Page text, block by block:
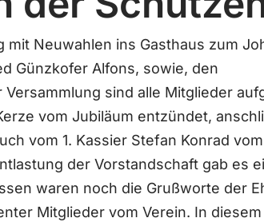
Neuwahlen ins Gasthaus zum
Günzkofer Alfons, sowie, den
sind alle Mitglieder
vom Jubiläum entzündet,
vom 1. Kassier Stefan Konrad vom
der Vorstandschaft gab es
waren noch die Grußworte der
Mitglieder vom Verein. In